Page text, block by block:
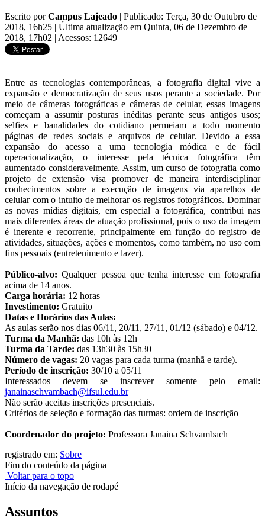
Escrito porCampus Lajeado | Publicado: Terça, 30 de Outubro de
2018, 16h25 | Última atualização em Quinta, 06 de Dezembro de
2018, 17h02 | Acessos: 12649
Entre as tecnologias contemporâneas, a fotografia digital vive a
expansão e democratização de seus usos perante a sociedade. Por
meio de câmeras fotográficas e câmeras de celular, essas imagens
começam a assumir posturas inéditas perante seus antigos usos;
selfies e banalidades do cotidiano permeiam a todo momento
páginas de redes sociais e arquivos de celular. Devido a essa
expansão do acesso a uma tecnologia módica e de fácil
operacionalização, o interesse pela técnica fotográfica têm
aumentado consideravelmente. Assim, um curso de fotografia como
projeto de extensão visa promover de maneira interdisciplinar
conhecimentos sobre a execução de imagens via aparelhos de
celular com o intuito de melhorar os registros fotográficos. Dominar
as novas mídias digitais, em especial a fotográfica, contribui nas
mais diferentes áreas de atuação profissional, pois o uso da imagem
é inerente e recorrente, principalmente em função do registro de
atividades, situações, ações e momentos, como também, no uso com
fins pessoais (entretenimento e lazer).
Público-alvo: Qualquer pessoa que tenha interesse em fotografia
acima de 14 anos.
Carga horária: 12 horas
Investimento: Gratuito
Datas e Horários das Aulas:
As aulas serão nos dias 06/11, 20/11, 27/11, 01/12 (sábado) e 04/12.
Turma da Manhã: das 10h às 12h
Turma da Tarde: das 13h30 às 15h30
Número de vagas: 20 vagas para cada turma (manhã e tarde).
Período de inscrição: 30/10 a 05/11
Interessados devem se inscrever somente pelo email:
janainaschvambach@ifsul.edu.br
Não serão aceitas inscrições presenciais.
Critérios de seleção e formação das turmas: ordem de inscrição
Coordenador do projeto: Professora Janaina Schvambach
registrado em: Sobre
Fim do conteúdo da página
Voltar para o topo
Início da navegação de rodapé
Assuntos